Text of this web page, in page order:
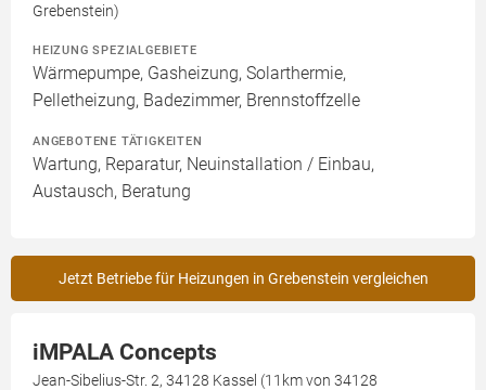
Grebenstein)
HEIZUNG SPEZIALGEBIETE
Wärmepumpe, Gasheizung, Solarthermie,
Pelletheizung, Badezimmer, Brennstoffzelle
ANGEBOTENE TÄTIGKEITEN
Wartung, Reparatur, Neuinstallation / Einbau,
Austausch, Beratung
Jetzt Betriebe für Heizungen in Grebenstein vergleichen
iMPALA Concepts
Jean-Sibelius-Str. 2, 34128 Kassel (11km von 34128